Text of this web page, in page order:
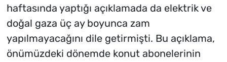
haftasında yaptığı açıklamada da elektrik ve
doğal gaza üç ay boyunca zam
yapılmayacağını dile getirmişti. Bu açıklama,
önümüzdeki dönemde konut abonelerinin